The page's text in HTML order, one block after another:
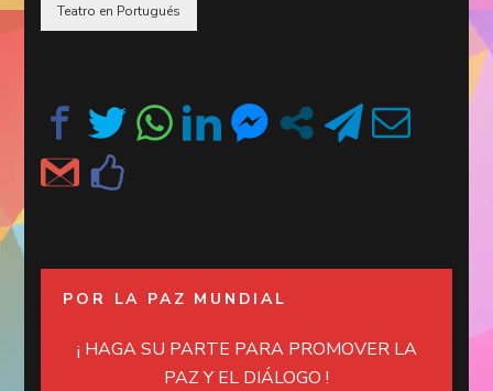
Teatro en Portugués
POR LA PAZ MUNDIAL
¡ HAGA SU PARTE PARA PROMOVER LA
PAZ Y EL DIÁLOGO !